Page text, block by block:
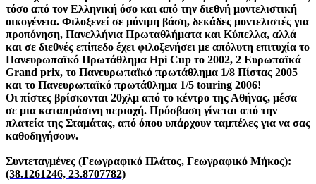
τόσο από τον Ελληνική όσο και από την διεθνή μοντελιστική
οικογένεια. Φιλοξενεί σε μόνιμη βάση, δεκάδες μοντελιστές για
προπόνηση, Πανελλήνια Πρωταθλήματα και Κύπελλα, αλλά
και σε διεθνές επίπεδο έχει φιλοξενήσει με απόλυτη επιτυχία το
Πανευρωπαϊκό Πρωτάθλημα Hpi Cup το 2002, 2 Ευρωπαϊκά
Grand prix, το Πανευρωπαϊκό πρωτάθλημα 1/8 Πίστας 2005
και το Πανευρωπαϊκό πρωτάθλημα 1/5 touring 2006!
Οι πίστες βρίσκονται 20χλμ από το κέντρο της Αθήνας, μέσα
σε μια καταπράσινη περιοχή. Πρόσβαση γίνεται από την
πλατεία της Σταμάτας, από όπου υπάρχουν ταμπέλες για να σας
καθοδηγήσουν.
Συντεταγμένες (Γεωγραφικό Πλάτος, Γεωγραφικό Μήκος):
(38.1261246, 23.8707782)